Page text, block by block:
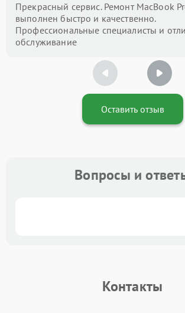
Прекрасный сервис. Ремонт MacBook
выполнен быстро и качественно.
Профессиональные специалисты и
обслуживание
Оставить отзыв
Вопросы и
Контакты